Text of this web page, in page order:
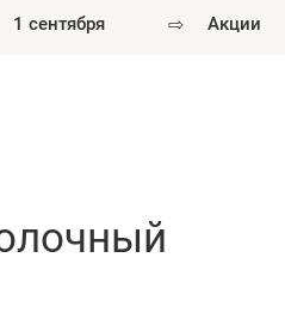
1 сентября ⇨ акции